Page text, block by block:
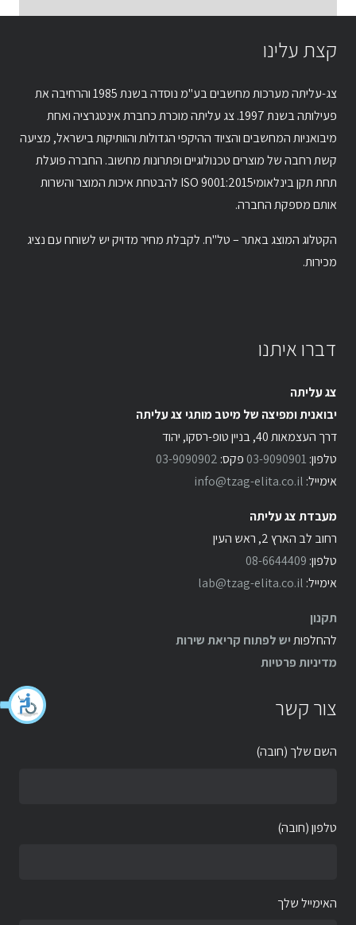
קצת עלינו
צג-עליתה מערכות מחשבים בע"מ נוסדה בשנת 1985 והרחיבה את
פעילותה בשנת 1997. צג עליתה מוכרת כחברת אינטגרציה ואחת
מיבואניות המחשבים והציוד ההיקפי הגדולות והוותיקות בישראל, מציעה
קשת רחבה של מוצרים טכנולוגיים ופתרונות מחשוב. החברה פועלת
תחת תקן בינלאומיISO 9001:2015 להבטחת איכות המוצר והשרות
אותם מספקת החברה.
הקטלוג המוצג באתר – טל"ח. לקבלת מחיר מדויק יש לשוחח עם נציג
מכירות.
דברו איתנו
צג עליתה
יבואנית ומפיצה של מיטב מותגי צג עליתה
דרך העצמאות 40, בניין טופ-רסקו, יהוד
טלפון: 03-9090901 פקס: 03-9090902
אימייל: info@tzag-elita.co.il
מעבדת צג עליתה
רחוב לב הארץ 2, ראש העין
טלפון: 08-6644409
אימייל: lab@tzag-elita.co.il
תקנון
להחלפותיש לפתוח קריאת שירות
מדיניות פרטיות
צור קשר
השם שלך (חובה)
טלפון (חובה)
האימייל שלך